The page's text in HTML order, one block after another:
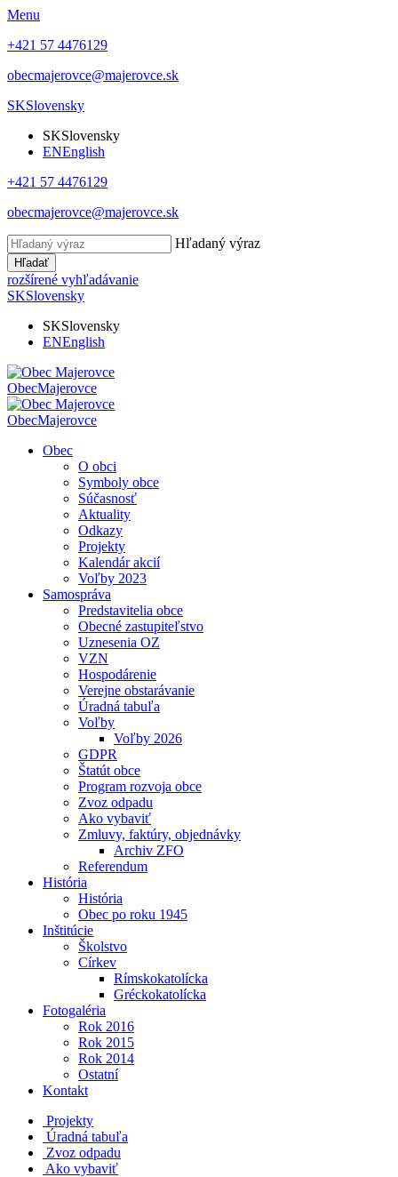
Menu
+421 57 4476129
obecmajerovce@majerovce.sk
SKSlovensky
SKSlovensky
ENEnglish
+421 57 4476129
obecmajerovce@majerovce.sk
Hľadaný výraz
Hľadať
rozšírené vyhľadávanie
SKSlovensky
SKSlovensky
ENEnglish
ObecMajerovce
ObecMajerovce
Obec
O obci
Symboly obce
Súčasnosť
Aktuality
Odkazy
Projekty
Kalendár akcií
Voľby 2023
Samospráva
Predstavitelia obce
Obecné zastupiteľstvo
Uznesenia OZ
VZN
Hospodárenie
Verejne obstarávanie
Úradná tabuľa
Voľby
Voľby 2026
GDPR
Štatút obce
Program rozvoja obce
Zvoz odpadu
Ako vybaviť
Zmluvy, faktúry, objednávky
Archiv ZFO
Referendum
História
História
Obec po roku 1945
Inštitúcie
Školstvo
Církev
Rímskokatolícka
Gréckokatolícka
Fotogaléria
Rok 2016
Rok 2015
Rok 2014
Ostatní
Kontakt
Projekty
Úradná tabuľa
Zvoz odpadu
Ako vybaviť